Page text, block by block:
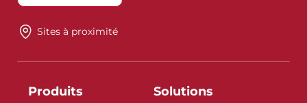
Sites à proximité
Produits Solutions